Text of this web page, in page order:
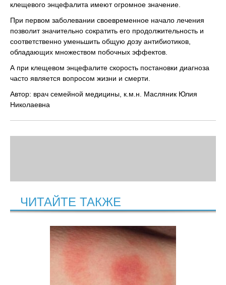
клещевого энцефалита имеют огромное значение.
При первом заболевании своевременное начало лечения
позволит значительно сократить его продолжительность и
соответственно уменьшить общую дозу антибиотиков,
обладающих множеством побочных эффектов.
А при клещевом энцефалите скорость постановки диагноза
часто является вопросом жизни и смерти.
Автор: врач семейной медицины, к.м.н. Масляник Юлия
Николаевна
ЧИТАЙТЕ ТАКЖЕ